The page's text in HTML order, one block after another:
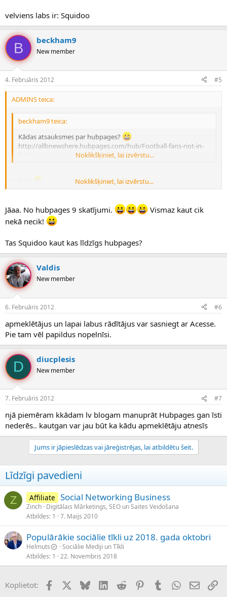
velviens labs ir: Squidoo
B beckham9
New member
4. Februāris 2012 #5
ADMINS teica:
beckham9 teica:
Kādas atsauksmes par hubpages?
http://allbnewshere.hubpages.com/hub/Football-fans-riot-in-
Noklikšķiniet, lai izvērstu...
dabuut + vel ari pelniit 50%, ja hubpages pievieno savu adsensi,
amazon, ebay..
Noklikšķiniet, lai izvērstu...
Jāaa. No hubpages 9 skatījumi.
Vismaz kaut cik
nekā necik!
Tas Squidoo kaut kas līdzīgs hubpages?
Valdis
New member
6. Februāris 2012 #6
apmeklētājus un lapai labus rādītājus var sasniegt ar Acesse.
Pie tam vēl papildus nopelnīsi.
D diucplesis
New member
7. Februāris 2012 #7
njā piemēram kkādam lv blogam manuprāt Hubpages gan īsti
nederēs.. kautgan var jau būt ka kādu apmeklētāju atnesīs
Jums ir jāpieslēdzas vai jāreģistrējas, lai atbildētu šeit.
Līdzīgi pavedieni
Z Affiliate Social Networking Business
Zinch Digitālais Mārketings, SEO un Saites Veidošana
Atbildes 1 7. Maijs 2010
Populārākie sociālie tīkli uz 2018. gada oktobri
Helmuts
Sociālie Mediji un Tīkli
Atbildes 1 22. Novembris 2018
Koplietot: FacebookX (Twitter)
BlueskyLinkedInReddit PinterestTumblrWhatsApp
E-pasts